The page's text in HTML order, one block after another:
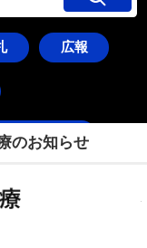
広報
湯遊ランド
のお知らせ